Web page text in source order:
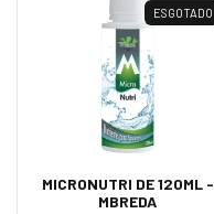
ESGOTADO
MICRONUTRI DE 120ML -
MBREDA